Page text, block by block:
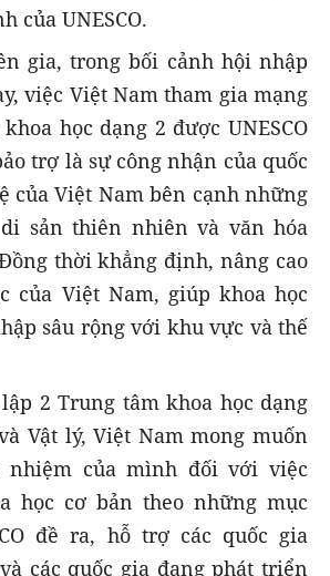
của UNESCO.
gia, trong bối cảnh hội nhập
việc Việt Nam tham gia mạng
học dạng 2 được UNESCO
trợ là sự công nhận của quốc
của Việt Nam bên cạnh những
sản thiên nhiên và văn hóa
thời khẳng định, nâng cao
của Việt Nam, giúp khoa học
sâu rộng với khu vực và thế
2 Trung tâm khoa học dạng
Vật lý, Việt Nam mong muốn
nhiệm của mình đối với việc
học cơ bản theo những mục
đề ra, hỗ trợ các quốc gia
các quốc gia đang phát triển